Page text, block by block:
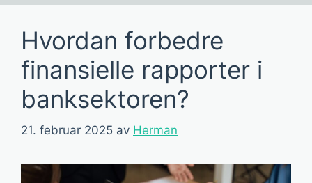
Hvordan forbedre
finansielle rapporter i
banksektoren?
21. februar 2025 av Herman